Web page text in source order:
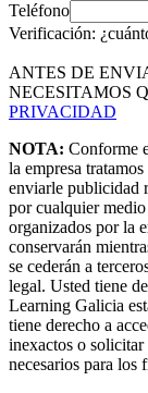
Teléfono
Verificación:
ANTES DE
NECESITAMOS
PRIVACIDAD
NOTA: Conforme
la empresa
enviarle publicidad
por cualquier
organizados por la
conservarán
se cederán a
legal. Usted tiene
Learning Galicia
tiene derecho a
inexactos o solicitar
necesarios para los